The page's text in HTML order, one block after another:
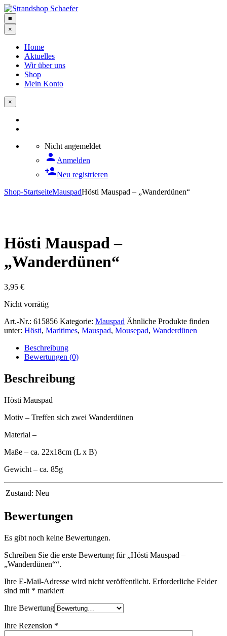
≡
×
Home
Aktuelles
Wir über uns
Shop
Mein Konto
×
Nicht angemeldet
person Anmelden
person_addNeu registrieren
Shop-StartseiteMauspadHösti Mauspad – „Wanderdünen“
Hösti Mauspad –
„Wanderdünen“
3,95 €
Nicht vorrätig
Art.-Nr.: 615856 Kategorie: Mauspad Ähnliche Produkte finden
unter: Hösti, Maritimes, Mauspad, Mousepad, Wanderdünen
Beschreibung
Bewertungen (0)
Beschreibung
Hösti Mauspad
Motiv – Treffen sich zwei Wanderdünen
Material –
Maße – ca. 22x18cm (L x B)
Gewicht – ca. 85g
Zustand: Neu
Bewertungen
Es gibt noch keine Bewertungen.
Schreiben Sie die erste Bewertung für „Hösti Mauspad –
„Wanderdünen““.
Ihre E-Mail-Adresse wird nicht veröffentlicht. Erforderliche Felder
sind mit * markiert
Ihre Bewertung
Ihre Rezension *